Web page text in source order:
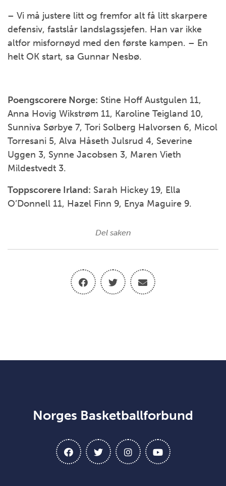
– Vi må justere litt og fremfor alt få litt skarpere
defensiv, fastslår landslagssjefen. Han var ikke
altfor misfornøyd med den første kampen. – En
helt OK start, sa Gunnar Nesbø.
Poengscorere Norge: Stine Hoff Austgulen 11,
Anna Hovig Wikstrøm 11, Karoline Teigland 10,
Sunniva Sørbye 7, Tori Solberg Halvorsen 6, Micol
Torresani 5, Alva Håseth Julsrud 4, Severine
Uggen 3, Synne Jacobsen 3, Maren Vieth
Mildestvedt 3.
Toppscorere Irland: Sarah Hickey 19, Ella
O’Donnell 11, Hazel Finn 9, Enya Maguire 9.
Del saken
Norges Basketballforbund